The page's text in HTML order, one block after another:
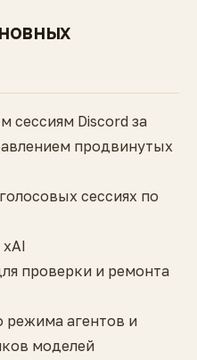
сессиям Discord за
продвинутых
сессиях по
xAI
проверки и ремонта
режима агентов и
моделей